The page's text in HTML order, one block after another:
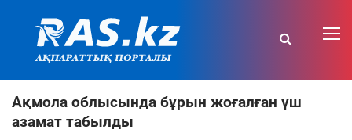
Ақмола облысында бұрын жоғалған үш
азамат табылды